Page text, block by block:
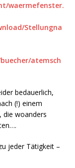
waermefenster.
Stellungna
atemsch
bedauerlich,
(!) einem
die woanders
jeder Tätigkeit –